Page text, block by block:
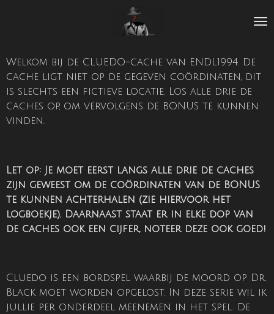
de
hoofdinhoud
Welkom bij de CLUEDO-cache van ENDL1994. De
cache ligt niet op de gegeven coördinaten, dit
is slechts een fictieve locatie. Los alle drie de
caches op, om vervolgens de BONUS te kunnen
vinden.
Let op: Je moet eerst langs alle drie de caches
zijn geweest om de coördinaten van de BONUS
te kunnen achterhalen (zie hiervoor het
logboekje). Daarnaast staat er in elke dop van
de caches ook een cijfer, noteer deze ook goed!
Cluedo is een bordspel waarbij de moord op Dr.
Black moet worden opgelost. In deze serie wil ik
jullie per onderdeel meenemen in het spel. De